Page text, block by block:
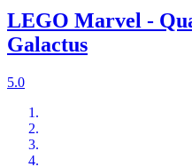
LEGO Marvel -
Galactus
5.0